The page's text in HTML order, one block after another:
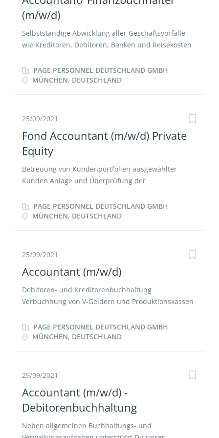
Konzernberichterstattung Mitwirkung bei der
Erstellung von Forecasts Unterstützung im internen
(m/w/d)
Selbstständige Abwicklung aller Geschäftsvorfälle
wie Kreditoren, Debitoren, Banken und Reisekosten
Anlegen und Pflege von Stammdaten für Kreditoren
und Debitoren Faktura und Mahnwesen in enger
Monatsabschlusses, des Jahresabschlusses sowie
Mitwirkung bei der Erstellung von Forecasts
Unterstützung im internen Projektcontrolling
PAGE PERSONNEL DEUTSCHLAND GMBH
MÜNCHEN, DEUTSCHLAND
25/09/2021
Fond Accountant (m/w/d) Private
Equity
Betreuung von Kundenportfolien ausgewählter
Kunden Anlage und Überprüfung der
System eFront, inklusive Anlage von Konten und
Kontenrahmen Erstellung konsolidierter
Zahlungsverkehrs inklusive Buchung von
Abstimmung der Sach- und Personenkonten
inklusive Fremdwährungsbewertung und
Stammdatenpflege Abwicklung von Kapitalabrufen
Abstimmung der Quartalsabschlüsse mit dem
Portfolio Reporting Erstellung von Dokumentationen
PAGE PERSONNEL DEUTSCHLAND GMBH
MÜNCHEN, DEUTSCHLAND
25/09/2021
Accountant (m/w/d)
Debitoren- und Kreditorenbuchhaltung
Verbuchhung von V-Geldern und Produktionskassen
in Einzelfällen stellvertretenden Leitung bzw. Aufbau
zur Führungsposition
PAGE PERSONNEL DEUTSCHLAND GMBH
MÜNCHEN, DEUTSCHLAND
25/09/2021
Accountant (m/w/d) -
Debitorenbuchhaltung
Neben allgemeinen Buchhaltungs- und